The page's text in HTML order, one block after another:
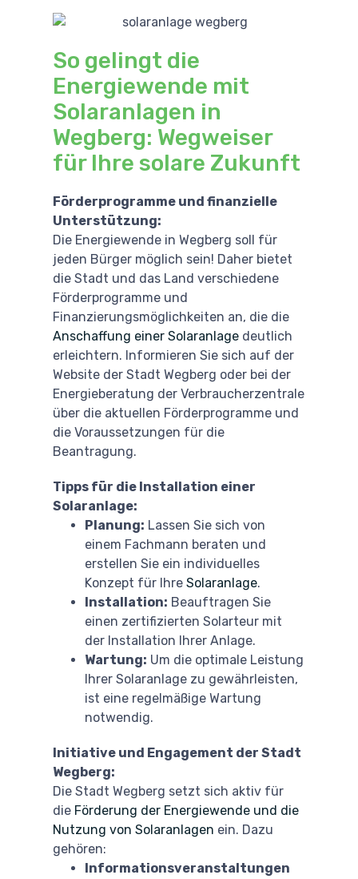
So gelingt die
Energiewende mit
Solaranlagen in
Wegberg: Wegweiser
für Ihre solare Zukunft
Förderprogramme und finanzielle
Unterstützung:
Die Energiewende in Wegberg soll für
jeden Bürger möglich sein! Daher bietet
die Stadt und das Land verschiedene
Förderprogramme und
Finanzierungsmöglichkeiten an, die die
Anschaffung einer Solaranlage deutlich
erleichtern. Informieren Sie sich auf der
Website der Stadt Wegberg oder bei der
Energieberatung der Verbraucherzentrale
über die aktuellen Förderprogramme und
die Voraussetzungen für die
Beantragung.
Tipps für die Installation einer
Solaranlage:
Planung: Lassen Sie sich von
einem Fachmann beraten und
erstellen Sie ein individuelles
Konzept für IhreSolaranlage.
Installation: Beauftragen Sie
einen zertifizierten Solarteur mit
der Installation Ihrer Anlage.
Wartung: Um die optimale Leistung
Ihrer Solaranlage zu gewährleisten,
ist eine regelmäßige Wartung
notwendig.
Initiative und Engagement der Stadt
Wegberg:
Die Stadt Wegberg setzt sich aktiv für
die Förderung der Energiewende und die
Nutzung von Solaranlagen ein. Dazu
gehören:
Informationsveranstaltungen